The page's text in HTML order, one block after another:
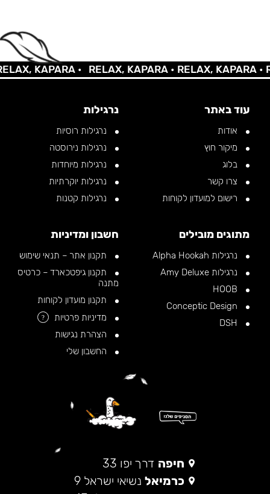
KAPARA • RELAX, KAPARA •RELAX, KAPARA •
עוד באתר
אודות
מיקור חוץ
בלוג
צרו קשר
רישום למועדון לקוחות
נרגילות
נרגילות רוסיות
נרגילות נירוסטה
נרגילות מיוחדות
נרגילות יוקרתיות
נרגילות קטנות
מתוגים מובילים
נרגילות Alpha Hookah
נרגילות Amy Deluxe
חשבון ומדיניות
תקנון אתר – תנאי שימוש
תקנון גיפטכארד – כרטיס
מתנה
תקנון מועדון לקוחות
מדיניות פרטיות
?
הצהרת נגישות
החשבון שלי
חיפה דרך יפו 33
כרמיאל נשיאי ישראל 9